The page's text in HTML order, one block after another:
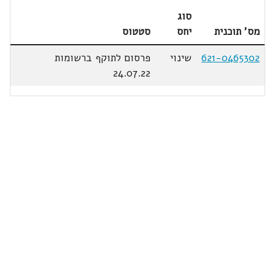
מס' תוכנית
סוג
יחס
סטטוס
621-0465302
שינוי
פרסום לתוקף ברשומות
24.07.22